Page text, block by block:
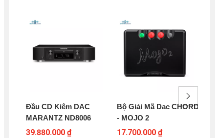
Đầu CD Kiêm DAC
MARANTZ ND8006
39.880.000 ₫
Bộ Giải Mã Dac CHORD
- MOJO 2
17.700.000 ₫